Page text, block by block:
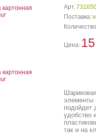
Арт.
Поставка:
Цена:
элементы
подойдет
удобство
так и на